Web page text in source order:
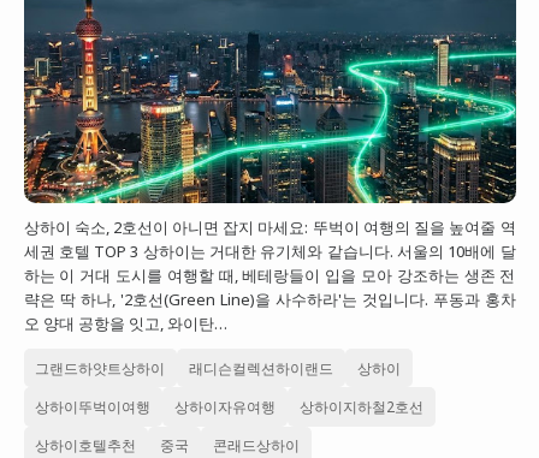
일본
베트남
태국
대만
프랑스
이탈리아
스위스
스페인
상하이 숙소, 2호선이 아니면 잡지 마세요: 뚜벅이 여행의 질을 높여줄 역
세권 호텔 TOP 3 상하이는 거대한 유기체와 같습니다. 서울의 10배에 달
하는 이 거대 도시를 여행할 때, 베테랑들이 입을 모아 강조하는 생존 전
략은 딱 하나, '2호선(Green Line)을 사수하라'는 것입니다. 푸동과 홍차
오 양대 공항을 잇고, 와이탄…
그랜드하얏트상하이 래디슨컬렉션하이랜드 상하이
상하이뚜벅이여행 상하이자유여행 상하이지하철2호선
상하이호텔추천 중국 콘래드상하이